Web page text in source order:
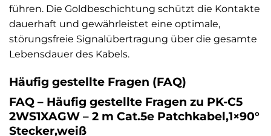
führen. Die Goldbeschichtung schützt die Kontakte
dauerhaft und gewährleistet eine optimale,
störungsfreie Signalübertragung über die gesamte
Lebensdauer des Kabels.
Häufig gestellte Fragen (FAQ)
FAQ – Häufig gestellte Fragen zu PK-C5
2WS1XAGW – 2 m Cat.5e Patchkabel,1×90°
Stecker,weiß